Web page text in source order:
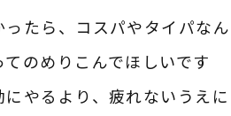
たら、コスパやタイパなん
のめりこんでほしいです
やるより、疲れないうえに